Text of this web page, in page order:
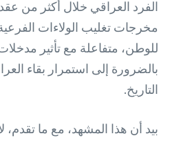
الفرد العراقي خلال أكثر من
مخرجات تغليب الولاءات الفرعية
للوطن، متفاعلة مع تأثير
بالضرورة إلى استمرار بقاء
التاريخ.
بيد أن هذا المشهد، مع ما تقدم،